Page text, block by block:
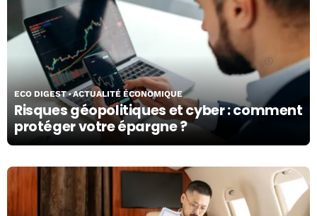
Risques géopolitiques et cyber : comment
protéger votre épargne ?
ECO DIGEST ACTUALITÉ ÉCONOMIQUE
02/07/26